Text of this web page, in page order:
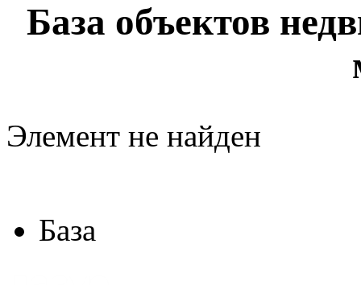
База объектов
Элемент не найден
База